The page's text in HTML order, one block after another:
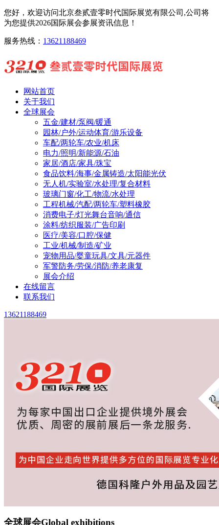
您好，欢迎访问北京叁贰壹零时代国际展览有限公司,公司将
为您提供2026国际展会参展资讯信息！
服务热线： 13621188469
网站首页
关于我们
全球展会
五金/建材/泵阀/暖通
园林/户外/运动体育/游乐设备
车配/两轮车/农业/机床
电力/照明/新能源/石油
家居/酒店/家具/珠宝
食品饮料/海事/金属铸造/太阳能光伏
无人机/实验室/水处理/复合材料
玻璃门窗/化工/物流/水处理
工程机械/汽配/两轮车/塑料橡胶
消费电子/灯光舞台音响/通信
涂料/纺织服装/广告印刷
医疗/美容/口腔/保健
工业/机械/制造/矿业
宠物用品/婴童玩具/文具/元器件
军警防务/劳保/消防/养老康复
展会介绍
在线留言
联系我们
13621188469
全球展会Global exhibitions